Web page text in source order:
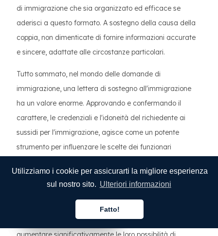
Utilizziamo i cookie per assicurarti la migliore esperienza
sul nostro sito. Ulteriori informazioni
Fatto!
di immigrazione che sia organizzato ed efficace se
aderisci a questo formato. A sostegno della causa della
coppia, non dimenticate di fornire informazioni accurate
e sincere, adattate alle circostanze particolari.
Tutto sommato, nel mondo delle domande di
immigrazione, una lettera di sostegno all'immigrazione
ha un valore enorme. Approvando e confermando il
carattere, le credenziali e l'idoneità del richiedente ai
sussidi per l'immigrazione, agisce come un potente
strumento per influenzare le scelte dei funzionari
tratti di approvare una domanda di carta verde basata
sul matrimonio o di offrire un sostegno finanziario, può
avere un impatto significativo sull'andamento del
processo di immigrazione. I candidati possono
Italiano
Italiano
Italiano